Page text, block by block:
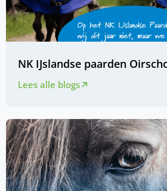
NK IJslandse paarden
Lees alle blogs